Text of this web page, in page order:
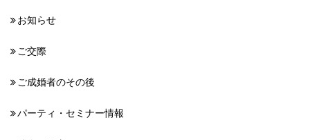
お知らせ
ご交際
ご成婚者のその後
パーティ・セミナー情報